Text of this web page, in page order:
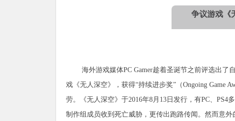
争议游戏《
海外游戏媒体PC Gamer趁着圣诞节之前评选出
戏《无人深空》，获得“持续进步奖”（Ongoing Game
劳。
《无人深空》于2016年8月13日发行，有PC、
制作组成员收到死亡威胁，更传出跑路传闻。然而意